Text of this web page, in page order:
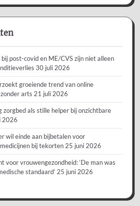
post-covid en ME/CVS zijn niet alleen
30 juli 2026
groeiende trend van online
arts 21 juli 2026
zorgbed als stille helper bij onzichtbare
2026
wil einde aan bijbetalen voor
bij tekorten25 juni 2026
voor vrouwengezondheid: ‘De man was
standaard’ 25 juni 2026